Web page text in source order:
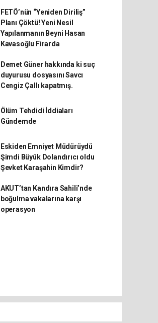
FETÖ’nün “Yeniden Diriliş”
Planı Çöktü! Yeni Nesil
Yapılanmanın Beyni Hasan
Kavasoğlu Firarda
Demet Güner hakkında ki suç
duyurusu dosyasını Savcı
Cengiz Çallı kapatmış.
Ölüm Tehdidi İddiaları
Gündemde
Eskiden Emniyet Müdürüydü
Şimdi Büyük Dolandırıcı oldu
Şevket Karaşahin Kimdir?
AKUT’tan Kandıra Sahili’nde
boğulma vakalarına karşı
operasyon